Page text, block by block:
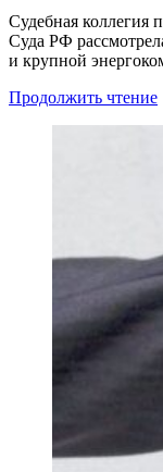
Судебная коллегия
Суда РФ
и крупной
Продолжить чтение